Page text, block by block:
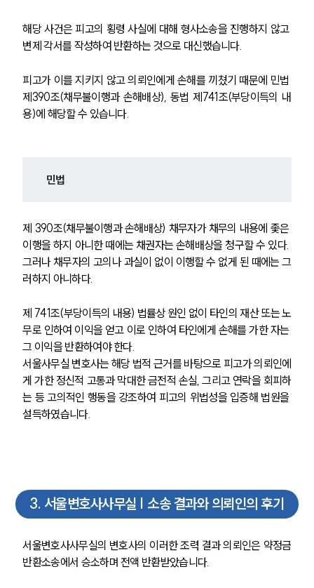
해당 사건은 피고의 횡령 사실에 대해 형사소송을 진행하지 않고
변제 각서를 작성하여 반환하는 것으로 대신했습니다.
피고가 이를 지키지 않고 의뢰인에게 손해를 끼쳤기 때문에 민법
제390조(채무불이행과 손해배상), 동법 제741조(부당이득의 내
용)에 해당할 수 있습니다.
민법
제 390조(채무불이행과 손해배상) 채무자가 채무의 내용에 좇은
이행을 하지 아니한 때에는 채권자는 손해배상을 청구할 수 있다.
그러나 채무자의 고의나 과실이 없이 이행할 수 없게 된 때에는 그
러하지 아니하다.
제 741조(부당이득의 내용) 법률상 원인 없이 타인의 재산 또는 노
무로 인하여 이익을 얻고 이로 인하여 타인에게 손해를 가한 자는
그 이익을 반환하여야 한다.
서울사무실 변호사는 해당 법적 근거를 바탕으로 피고가 의뢰인에
게 가한 정신적 고통과 막대한 금전적 손실, 그리고 연락을 회피하
는 등 고의적인 행동을 강조하여 피고의 위법성을 입증해 법원을
설득하였습니다.
3. 서울변호사사무실 | 소송 결과와 의뢰인의 후기
서울변호사사무실의 변호사의 이러한 조력 결과 의뢰인은 약정금
반환소송에서 승소하며 전액 반환받았습니다.